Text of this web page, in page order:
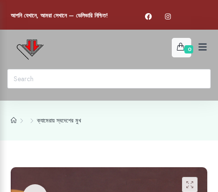
আপনি যেখানে, আমরা সেখানে — ডেলিভারি নিশ্চিত!
0
ক্যামেরায় স্বদেশের মুখ